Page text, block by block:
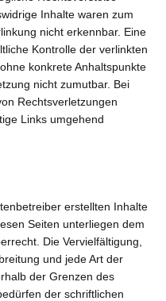
Inhalte waren zum
nicht erkennbar. Eine
Kontrolle der verlinkten
konkrete Anhaltspunkte
nicht zumutbar. Bei
Rechtsverletzungen
Links umgehend
erstellten Inhalte
Seiten unterliegen dem
Die Vervielfältigung,
und jede Art der
der Grenzen des
der schriftlichen